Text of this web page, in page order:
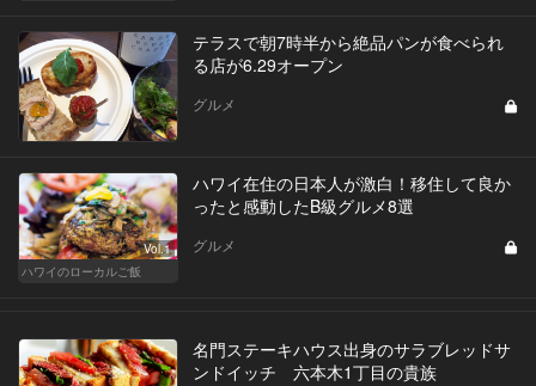
テラスで朝7時半から絶品パンが食べられ
る店が6.29オープン
グルメ
Vol.1
ハワイのローカルご飯
ハワイ在住の日本人が激白！移住して良か
ったと感動したB級グルメ8選
グルメ
名門ステーキハウス出身のサラブレッドサ
ンドイッチ 六本木1丁目の貴族